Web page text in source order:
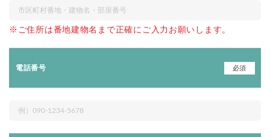
※ご住所は番地建物名まで正確にご入力お願いします。
電話番号 必須